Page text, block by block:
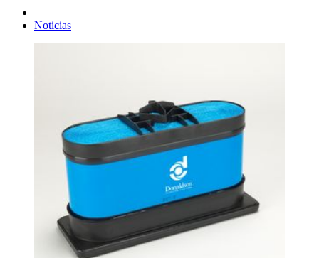
Noticias